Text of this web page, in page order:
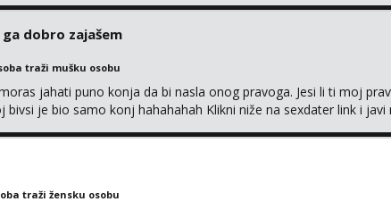
dobro zajašem
traži mušku osobu
jahati puno konja da bi nasla onog pravoga. Jesi li ti moj
je bio samo konj hahahahah Klikni niže na sexdater link i javi
traži žensku osobu